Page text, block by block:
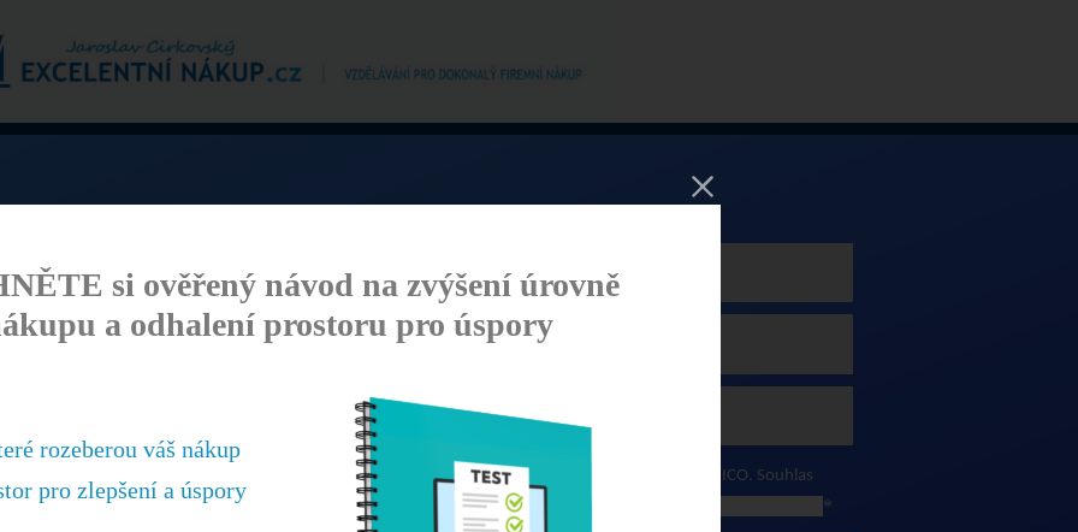
zkušeností
Souhlasím se zasílánímobchodních sdělení firmy BENEFICO. Souhlas
můžete kdykoliv odvolat. Zásady ochrany osobních údajů
*
si ověřený návod na zvýšení úrovně
a odhalení prostoru pro úspory
rozeberou váš nákup
pro zlepšení a úspory